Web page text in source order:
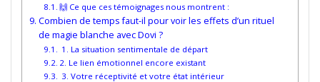
🙌 Ce que ces témoignages nous montrent :
Combien de temps faut-il pour voir les effets d’un rituel
de magie blanche avec Dovi ?
1. La situation sentimentale de départ
2. Le lien émotionnel encore existant
3. Votre réceptivité et votre état intérieur